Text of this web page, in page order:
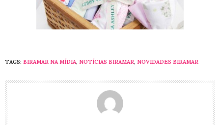
TAGS: BIRAMAR NA MÍDIA, NOTÍCIAS BIRAMAR, NOVIDADES BIRAMAR